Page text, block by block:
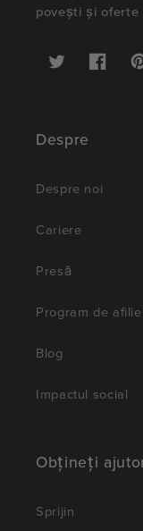
povești și oferte
Twitter
Despre
Despre noi
Cariere
Presă
Program de
Blog
Impactul social
Obțineți
Sprijin